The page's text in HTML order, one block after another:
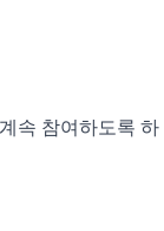
속 참여하도록 하